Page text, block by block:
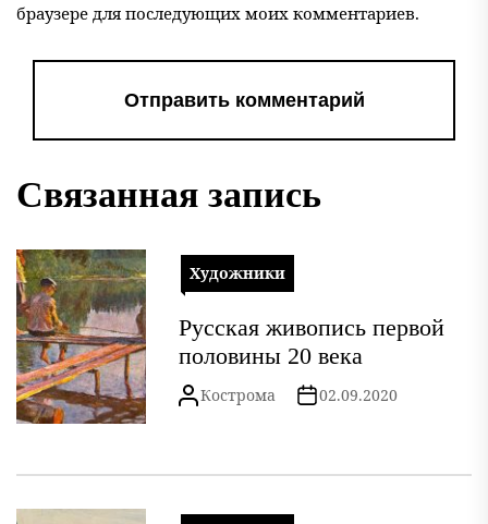
браузере для последующих моих комментариев.
Связанная запись
Художники
Русская живопись первой
половины 20 века
Кострома 02.09.2020